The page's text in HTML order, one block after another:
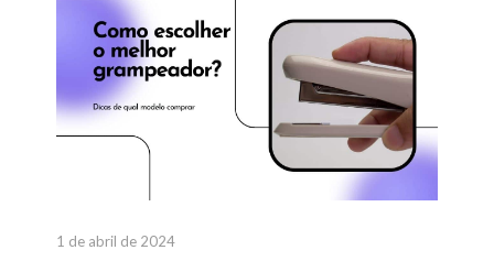
1 de abril de 2024